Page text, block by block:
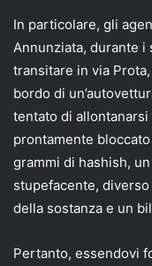
In particolare, gli
Annunziata, durante
transitare in via
bordo di
tentato di
prontamente
grammi di hashish,
stupefacente,
della sostanza e un
Pertanto, essendovi